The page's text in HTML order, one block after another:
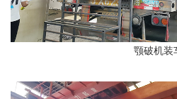
颚破机装